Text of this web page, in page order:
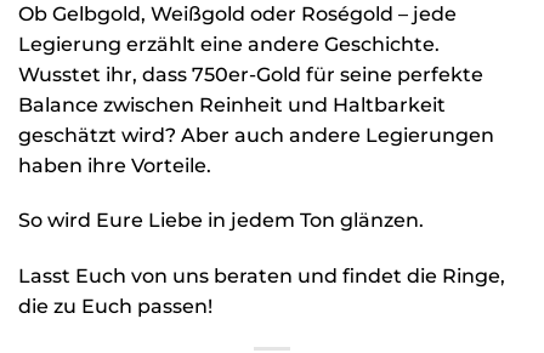
Ob Gelbgold, Weißgold oder Roségold – jede
Legierung erzählt eine andere Geschichte.
Wusstet ihr, dass 750er-Gold für seine perfekte
Balance zwischen Reinheit und Haltbarkeit
geschätzt wird? Aber auch andere Legierungen
haben ihre Vorteile.
So wird Eure Liebe in jedem Ton glänzen.
Lasst Euch von uns beraten und findet die Ringe,
die zu Euch passen!